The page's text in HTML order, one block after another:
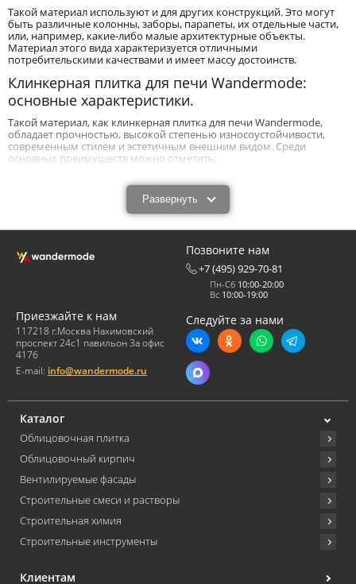
Такой материал используют и для других конструкций. Это могут
быть различные колонны, заборы, парапеты, их отдельные части,
или, например, какие-либо малые архитектурные объекты.
Материал этого вида характеризуется отличными
потребительскими качествами и имеет массу достоинств.
Клинкерная плитка для печи Wandermode:
основные характеристики.
Такой материал, как клинкерная плитка для печи Wandermode,
обладает прочностью, высокой степенью износоустойчивости,
современным стилем и эстетичным внешним видом. Среди
основных преимуществ можно отметить:
- устойчивость к отрицательным температурам;
- способность защищать здания и их фасады от температурных
перепадов и негативных факторов окружающей среды;
- низкие показатели влагопоглощения;
Такие качества материалу обеспечивают особенности
технологического процесса производства и применяемые
минеральные ингредиенты. Можно сказать, что особенность
облицовочного материала этого вида заключается в его
многокомпонентном составе и уникальном запатентованном
методе производства.
Клинкерная плитка для печи Вандермоде:
особенности производственного процесса.
Развернуть
Позвоните нам
+7 (495) 929-70-81
Пн-Сб 10:00-20:00
Вс 10:00-19:00
Приезжайте к нам
117218 г.Москва Нахимовский
проспект 24с1 павильон 3а офис
417б
E-mail: info@wandermode.ru
Следуйте за нами
Каталог
Облицовочная плитка
Облицовочный кирпич
Вентилируемые фасады
Строительные смеси и растворы
Строительная химия
Строительные инструменты
Клиентам